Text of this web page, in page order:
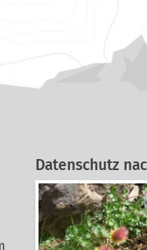
Datenschutz